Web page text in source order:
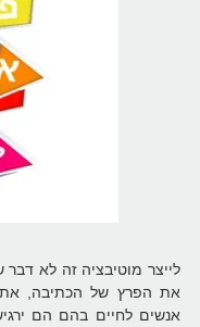
לייצר מוטיבציה זה לא
את הפרץ של הכתיבה, את
אנשים לחיים בהם הם